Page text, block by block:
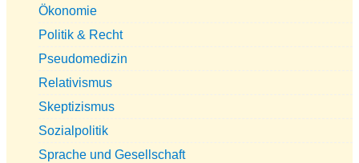
Ökonomie
Politik & Recht
Pseudomedizin
Relativismus
Skeptizismus
Sozialpolitik
Sprache und Gesellschaft